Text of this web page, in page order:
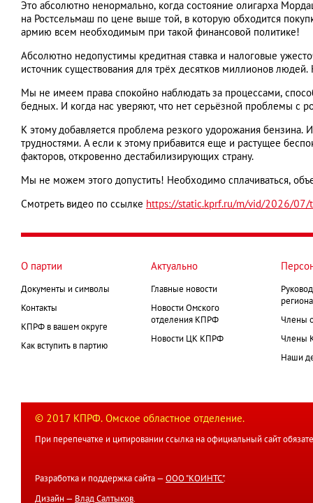
Это абсолютно ненормально, когда состояние олигарха
на Ростсельмаш по цене выше той, в которую обходится
армию всем необходимым при такой финансовой политике!
Абсолютно недопустимы кредитная ставка и налоговые
источник существования для трёх десятков миллионов
Мы не имеем права спокойно наблюдать за процессами,
бедных. И когда нас уверяют, что нет серьёзной проблемы с
К этому добавляется проблема резкого удорожания бензина.
трудностями. А если к этому прибавится еще и растущее
факторов, откровенно дестабилизирующих страну.
Мы не можем этого допустить! Необходимо сплачиваться,
Смотреть видео по ссылке https://static.kprf.ru/m/vid/2026/07/
О партии
Документы и символы
Контакты
КПРФ в вашем округе
Как вступить в партию
Актуально
Главные новости
Новости Омского
отделения КПРФ
Новости ЦК КПРФ
Члены
Члены
Наши
© 2017 КПРФ. Омское областное отделение.
При перепечатке и цитировании ссылка на официальный сайт
Разработка и поддержка сайта — ООО "КОИНТС".
Дизайн — Влад Салтыков.